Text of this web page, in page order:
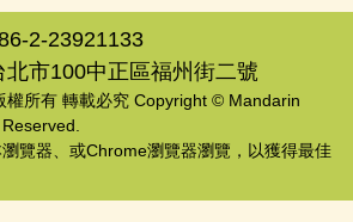
2-23921133
北市100中正區福州街二號
權所有 轉載必究 Copyright © Mandarin
覽器、或Chrome瀏覽器瀏覽，以獲得最佳